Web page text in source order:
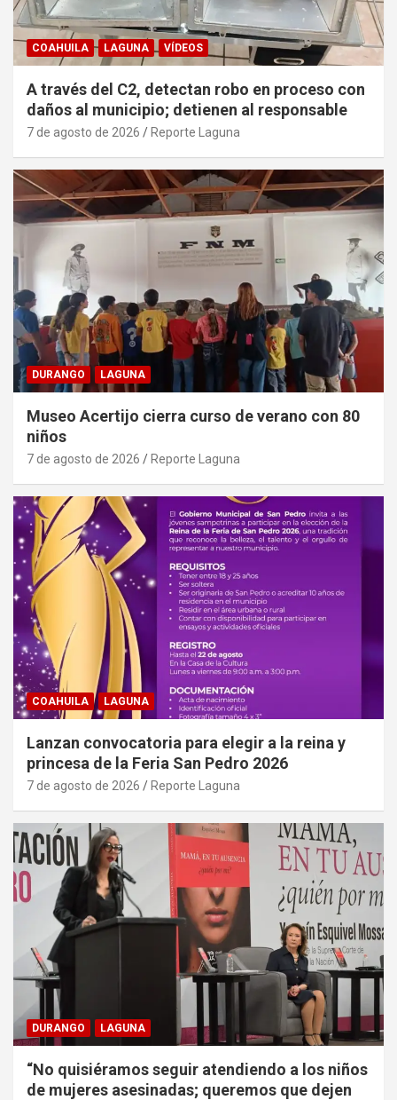
COAHUILA LAGUNA VÍDEOS
A través del C2, detectan robo en proceso con
daños al municipio; detienen al responsable
7 de agosto de 2026 Reporte Laguna
DURANGO LAGUNA
Museo Acertijo cierra curso de verano con 80
niños
7 de agosto de 2026 Reporte Laguna
COAHUILA LAGUNA
Lanzan convocatoria para elegir a la reina y
princesa de la Feria San Pedro 2026
7 de agosto de 2026 Reporte Laguna
DURANGO LAGUNA
“No quisiéramos seguir atendiendo a los niños
de mujeres asesinadas; queremos que dejen